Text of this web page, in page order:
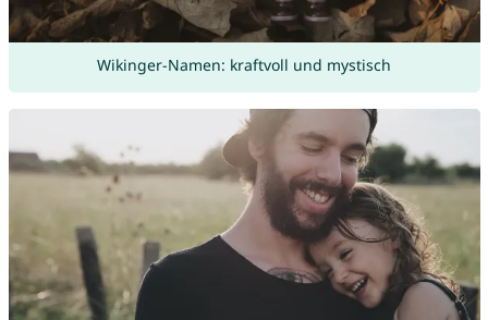
Wikinger-Namen: kraftvoll und mystisch